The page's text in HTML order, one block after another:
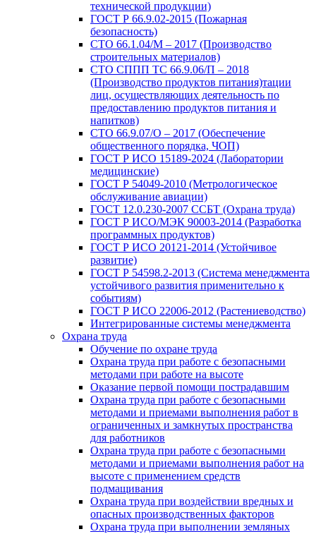
технической продукции)
ГОСТ Р 66.9.02-2015 (Пожарная
безопасность)
СТО 66.1.04/М – 2017 (Производство
строительных материалов)
СТО СППП ТС 66.9.06/П – 2018
(Производство продуктов питания)тации
лиц, осуществляющих деятельность по
предоставлению продуктов питания и
напитков)
СТО 66.9.07/О – 2017 (Обеспечение
общественного порядка, ЧОП)
ГОСТ Р ИСО 15189-2024 (Лаборатории
медицинские)
ГОСТ Р 54049-2010 (Метрологическое
обслуживание авиации)
ГОСТ 12.0.230-2007 ССБТ (Охрана труда)
ГОСТ Р ИСО/МЭК 90003-2014 (Разработка
программных продуктов)
ГОСТ Р ИСО 20121-2014 (Устойчивое
развитие)
ГОСТ Р 54598.2-2013 (Система менеджмента
устойчивого развития применительно к
событиям)
ГОСТ Р ИСО 22006-2012 (Растениеводство)
Интегрированные системы менеджмента
Охрана труда
Обучение по охране труда
Охрана труда при работе с безопасными
методами при работе на высоте
Оказание первой помощи пострадавшим
Охрана труда при работе с безопасными
методами и приемами выполнения работ в
ограниченных и замкнутых пространства
для работников
Охрана труда при работе с безопасными
методами и приемами выполнения работ на
высоте с применением средств
подмащивания
Охрана труда при воздействии вредных и
опасных производственных факторов
Охрана труда при выполнении земляных